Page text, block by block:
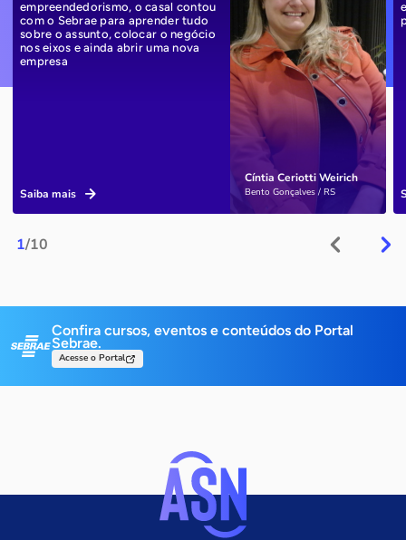
1/10
Cíntia Ceriotti Weirich
Bento Gonçalves / RS
empreendedorismo, o casal contou
com o Sebrae para aprender tudo
sobre o assunto, colocar o negócio
nos eixos e ainda abrir uma nova
empresa
Saiba mais
Confira cursos, eventos e conteúdos do Portal
Sebrae.
Acesse o Portal